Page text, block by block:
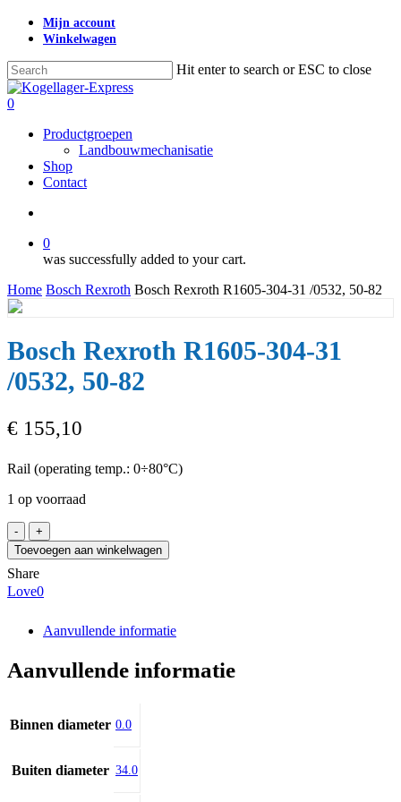
Skip
content
Mijn account
Winkelwagen
Hit enter to search or ESC to close
Close
Search
search
0
Productgroepen
Landbouwmechanisatie
Shop
Contact
0
was successfully added to your cart.
Home Bosch Rexroth Bosch Rexroth R1605-304-31 /0532, 50-82
Bosch Rexroth R1605-304-31
/0532, 50-82
€ 155,10
Rail (operating temp.: 0÷80°C)
1 op voorraad
Bosch
Rexroth
R1605-
304-
31
50-
Toevoegen aan winkelwagen
Share
Love0
Aanvullende informatie
Aanvullende informatie
Binnen diameter 0.0
Buiten diameter 34.0